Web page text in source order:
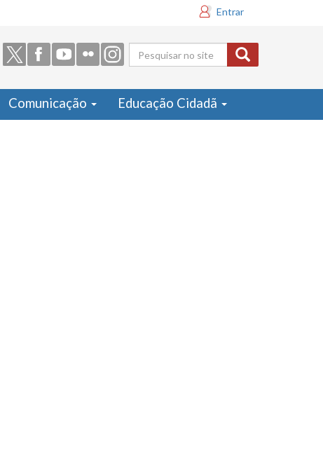
Entrar
Formulário
de busca
Comunicação Educação Cidadã